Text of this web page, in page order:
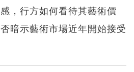
，行方如何看待其藝術價
暗示藝術市場近年開始接受